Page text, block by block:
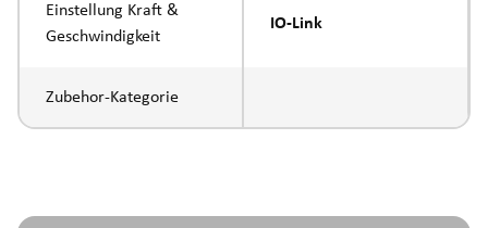
Einstellung Kraft &
Geschwindigkeit
IO-Link
Zubehor-Kategorie